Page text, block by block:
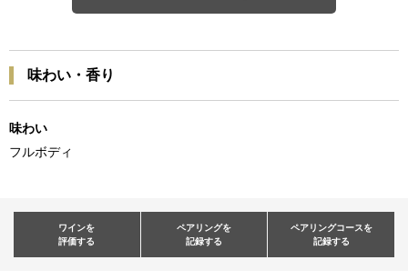
味わい・香り
味わい
フルボディ
ワインを
評価する
ペアリングを
記録する
ペアリングコースを
記録する